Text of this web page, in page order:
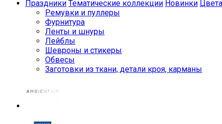
Праздники Тематические коллекции Новинки Цвета
Ремувки и пуллеры
Фурнитура
Ленты и шнуры
Лейблы
Шевроны и стикеры
Обвесы
Заготовки из ткани, детали кроя, карманы